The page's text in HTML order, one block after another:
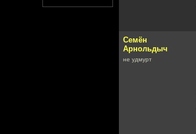
Семён
Арнольдыч
не удмурт